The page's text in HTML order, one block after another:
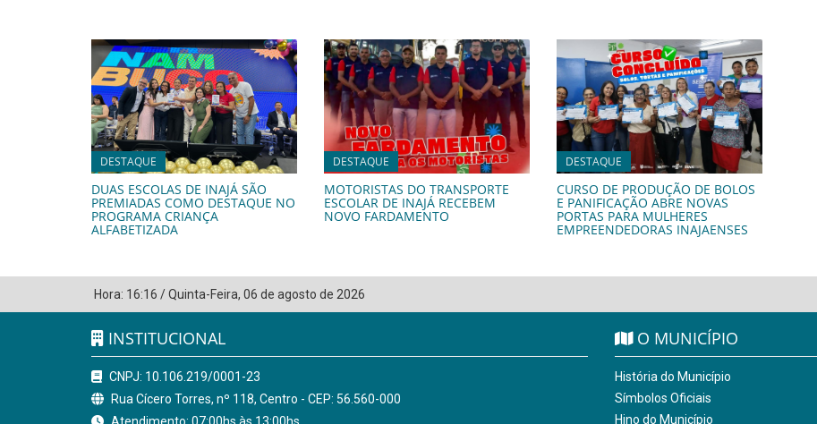
DESTAQUE
DUAS ESCOLAS DE INAJÁ SÃO
PREMIADAS COMO DESTAQUE NO
PROGRAMA CRIANÇA
ALFABETIZADA
DESTAQUE
MOTORISTAS DO TRANSPORTE
ESCOLAR DE INAJÁ RECEBEM
NOVO FARDAMENTO
DESTAQUE
CURSO DE PRODUÇÃO DE BOLOS
E PANIFICAÇÃO ABRE NOVAS
PORTAS PARA MULHERES
EMPREENDEDORAS INAJAENSES
Hora: 16:16 /Quinta-Feira, 06 de agosto de 2026
INSTITUCIONAL
CNPJ: 10.106.219/0001-23
Rua Cícero Torres, nº 118, Centro - CEP: 56.560-000
Atendimento: 07:00hs às 13:00hs
O MUNICÍPIO
História do Município
Símbolos Oficiais
Hino do Município